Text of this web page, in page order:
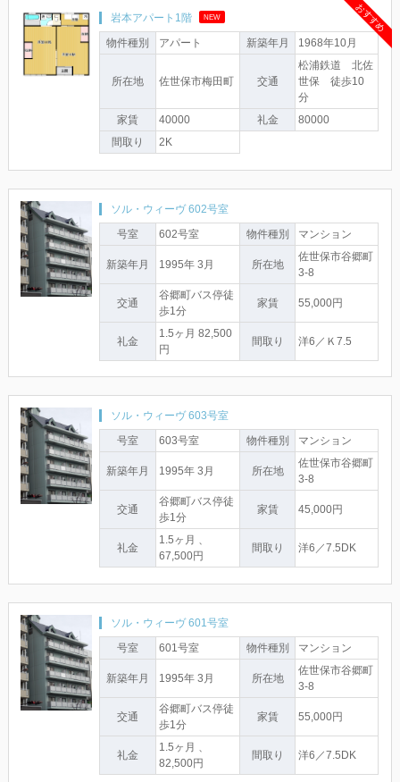
岩本アパート1階 NEW
物件種別 アパート 新築年月 1968年10月
所在地 佐世保市梅田町 交通
松浦鉄道 北佐
世保 徒歩10
分
家賃
40000 礼金
80000
間取り
2K
おすすめ
ソル・ウィーヴ 602号室
号室
602号室 物件種別 マンション
新築年月 1995年 3月 所在地
佐世保市谷郷町
3-8
交通
谷郷町バス停徒
歩1分
家賃 55,000円
礼金
1.5ヶ月 82,500
円
間取り 洋6／Ｋ7.5
ソル・ウィーヴ 603号室
号室
603号室 物件種別 マンション
新築年月 1995年 3月 所在地
佐世保市谷郷町
3-8
交通
谷郷町バス停徒
歩1分
家賃 45,000円
礼金
1.5ヶ月 、
67,500円
間取り 洋6／7.5DK
ソル・ウィーヴ 601号室
号室
601号室 物件種別 マンション
新築年月 1995年 3月 所在地
佐世保市谷郷町
3-8
交通
谷郷町バス停徒
歩1分
家賃 55,000円
礼金
1.5ヶ月 、
82,500円
間取り 洋6／7.5DK